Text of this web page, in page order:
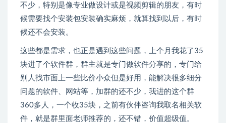
不少，特别是像专业做设计或是视频剪辑的朋友，有时
候需要找个安装包安装确实麻烦，就算找到以后，有时
候还不会安装。
这些都是需求，也正是遇到这些问题，上个月我花了35
块进了个软件群，群主就是专门做软件分享的，专门给
别人找市面上一些比价小众但是好用，能解决很多细分
问题的软件、网站等，加群的还不少，我进的这个群
360多人，一个收35块，之前有伙伴咨询我取名相关软
件，就是群里面老师推荐的，还不错，价值超级值。